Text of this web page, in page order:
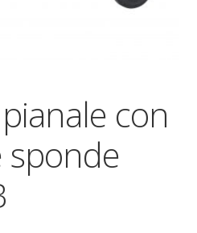
con
sponde